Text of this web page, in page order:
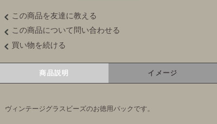
この商品を友達に教える
この商品について問い合わせる
買い物を続ける
商品説明 イメージ
ヴィンテージグラスビーズのお徳用パックです。